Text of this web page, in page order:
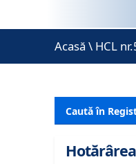
Acasă \ HCL
Caută în